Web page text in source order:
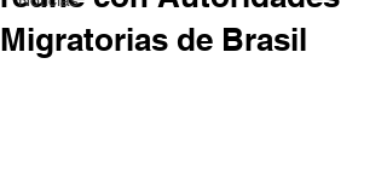
Migratorias de Brasil